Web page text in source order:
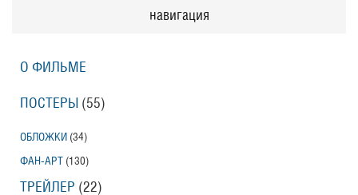
навигация
О ФИЛЬМЕ
ПОСТЕРЫ (55)
ОБЛОЖКИ (34)
ФАН-АРТ (130)
ТРЕЙЛЕР (22)